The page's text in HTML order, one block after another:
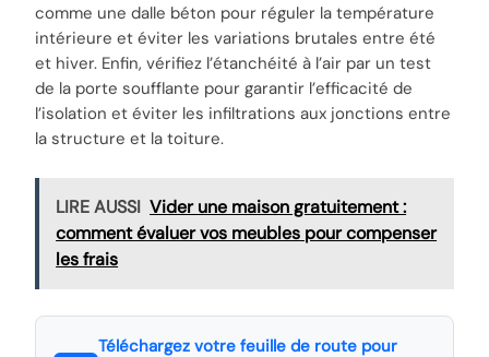
comme une dalle béton pour réguler la température
intérieure et éviter les variations brutales entre été
et hiver. Enfin, vérifiez l’étanchéité à l’air par un test
de la porte soufflante pour garantir l’efficacité de
l’isolation et éviter les infiltrations aux jonctions entre
la structure et la toiture.
LIRE AUSSI Vider une maison gratuitement :
comment évaluer vos meubles pour compenser
les frais
Téléchargez votre feuille de route pour